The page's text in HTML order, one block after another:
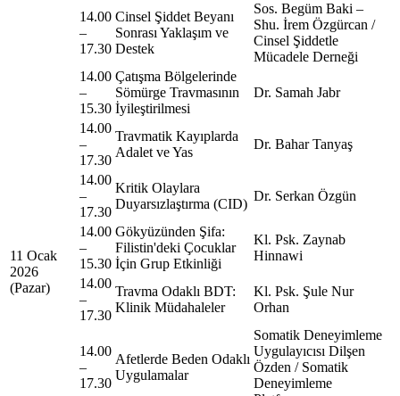
11 Ocak
2026
(Pazar)
14.00
–
17.30
Cinsel Şiddet Beyanı
Sonrası Yaklaşım ve
Destek
Sos. Begüm Baki –
Shu. İrem Özgürcan /
Cinsel Şiddetle
Mücadele Derneği
14.00
–
15.30
Çatışma Bölgelerinde
Sömürge Travmasının
İyileştirilmesi
Dr. Samah Jabr
14.00
–
17.30
Travmatik Kayıplarda
Adalet ve Yas
Dr. Bahar Tanyaş
14.00
–
17.30
Kritik Olaylara
Duyarsızlaştırma (CID)
Dr. Serkan Özgün
14.00
–
15.30
Gökyüzünden Şifa:
Filistin'deki Çocuklar
İçin Grup Etkinliği
Kl. Psk. Zaynab
Hinnawi
14.00
–
17.30
Travma Odaklı BDT:
Klinik Müdahaleler
Kl. Psk. Şule Nur
Orhan
14.00
–
17.30
Afetlerde Beden Odaklı
Uygulamalar
Somatik Deneyimleme
Uygulayıcısı Dilşen
Özden / Somatik
Deneyimleme